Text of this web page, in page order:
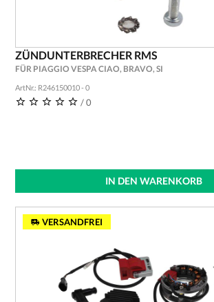
ZÜNDUNTERBRECHER RMS
FÜR PIAGGIO VESPA CIAO, BRAVO, SI
ArtNr.: R246150010 - 0
/ 0
IN DEN WARENKORB
VERSANDFREI